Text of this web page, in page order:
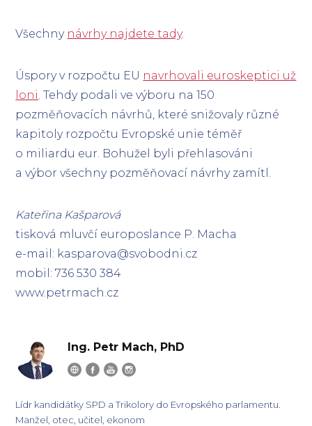
Všechny návrhy najdete tady.
Úspory v rozpočtu EU navrhovali euroskeptici už
loni . Tehdy podali ve výboru na 150
pozměňovacích návrhů, které snižovaly různé
kapitoly rozpočtu Evropské unie téměř
o miliardu eur. Bohužel byli přehlasováni
a výbor všechny pozměňovací návrhy zamítl.
Kateřina Kašparová
tisková mluvčí europoslance P. Macha
e-mail: kasparova@svobodni.cz
mobil: 736 530 384
www.petrmach.cz
Ing. Petr Mach, PhD
Lídr kandidátky SPD a Trikolory do Evropského parlamentu.
Manžel, otec, učitel, ekonom